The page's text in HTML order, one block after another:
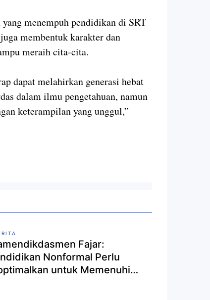
menempuh pendidikan di SRT
membentuk karakter dan
meraih cita-cita.
dapat melahirkan generasi hebat
dalam ilmu pengetahuan, namun
keterampilan yang unggul,”
Fajar:
Nonformal Perlu
untuk Memenuhi